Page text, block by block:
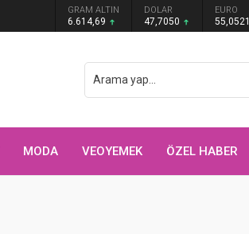
GRAM ALTIN
6.614,69
DOLAR
47,7050
EURO
55,0521
MODA VEOYEMEK ÖZEL HABER